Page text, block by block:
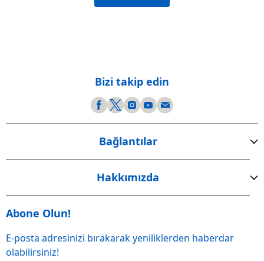
Bizi takip edin
Bağlantılar
Hakkımızda
Abone Olun!
E-posta adresinizi bırakarak yeniliklerden haberdar
olabilirsiniz!